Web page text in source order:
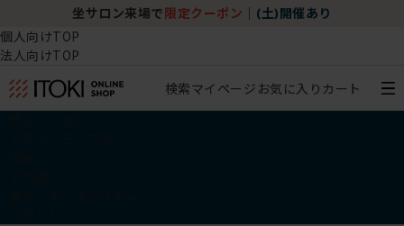
坐サロン来場で 限定クーポン (土)開催あり
個人向けTOP
法人向けTOP
検索マイページ お気に入り カート